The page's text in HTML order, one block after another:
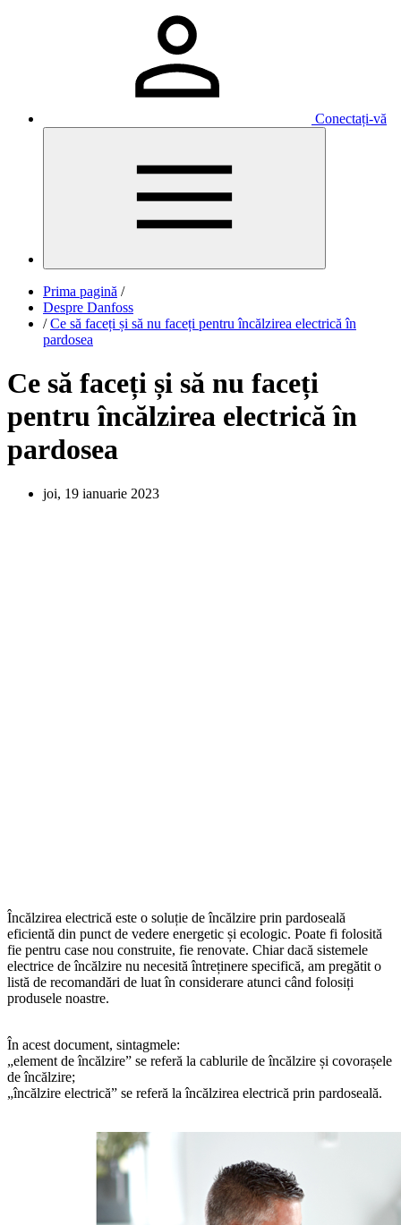
Conectați-vă
Prima pagină /
Despre Danfoss
/ Ce să faceți și să nu faceți pentru încălzirea electrică în
pardosea
Ce să faceți și să nu faceți
pentru încălzirea electrică în
pardosea
joi, 19 ianuarie 2023
Încălzirea electrică este o soluție de încălzire prin pardoseală
eficientă din punct de vedere energetic și ecologic. Poate fi folosită
fie pentru case nou construite, fie renovate. Chiar dacă sistemele
electrice de încălzire nu necesită întreținere specifică, am pregătit o
listă de recomandări de luat în considerare atunci când folosiți
produsele noastre.
În acest document, sintagmele:
„element de încălzire” se referă la cablurile de încălzire și covorașele
de încălzire;
„încălzire electrică” se referă la încălzirea electrică prin pardoseală.